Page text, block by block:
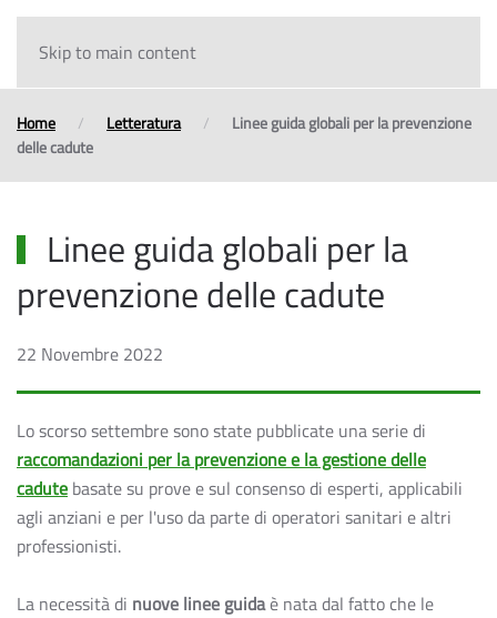
Skip to main content
Home Letteratura
Linee guida globali per la prevenzione
delle cadute
Linee guida globali per la
prevenzione delle cadute
22 Novembre 2022
Lo scorso settembre sono state pubblicate una serie di
raccomandazioni per la prevenzione e la gestione delle
cadute basate su prove e sul consenso di esperti, applicabili
agli anziani e per l'uso da parte di operatori sanitari e altri
professionisti.
La necessità di nuove linee guidaè nata dal fatto che le